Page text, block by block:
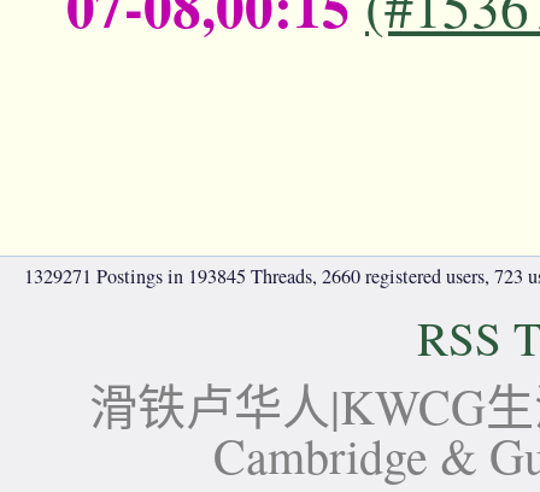
1329271 Postings in 193845 Threads, 2660 registered users, 723
RSS
滑铁卢华人|KWCG
Cambridge &